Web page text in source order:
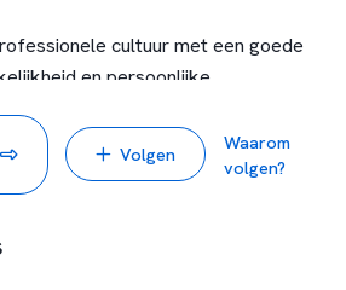
cultuur met een goede
en persoonlijke
Volgen
Waarom
volgen?